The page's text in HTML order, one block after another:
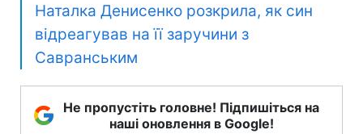
Наталка Денисенко розкрила, як син
відреагував на її заручини з
Савранським
Не пропустіть головне! Підпишіться на
наші оновлення в Google!